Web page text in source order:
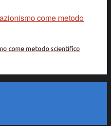
come metodo scientifico